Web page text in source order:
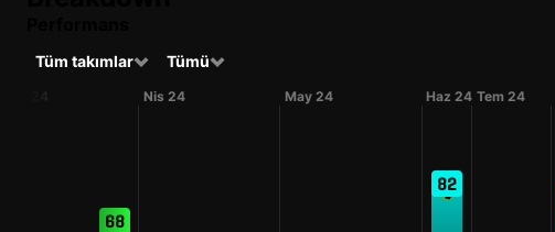
Tüm takımlar Tümü
68
Nis 24 May 24 Haz 24
82
Tem 24